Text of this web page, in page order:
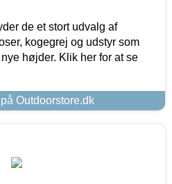
de et stort udvalg af
kogegrej og udstyr som
højder. Klik her for at se
Outdoorstore.dk